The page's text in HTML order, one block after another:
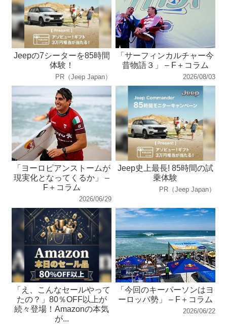
Jeepの7シーターを85時間
体験！
PR（Jeep Japan）
「サーフィンカルチャー今
昔物語３」 – F＋コラム
2026/08/03
「ヨーロピアンストームが
現実化となってくるか」 –
F＋コラム
2026/06/29
Jeep史上最長! 85時間の試
乗体験
PR（Jeep Japan）
「え、こんなセールやって
たの？」80％OFF以上が
続々登場！Amazonの本気
が...
「今回のキーパーソンはヨ
ーロッパ勢」 – F＋コラム
2026/06/22